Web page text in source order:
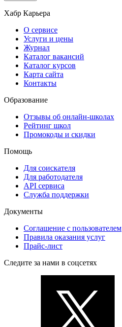
Хабр Карьера
О сервисе
Услуги и цены
Журнал
Каталог вакансий
Каталог курсов
Карта сайта
Контакты
Образование
Отзывы об онлайн-школах
Рейтинг школ
Промокоды и скидки
Помощь
Для соискателя
Для работодателя
API сервиса
Служба поддержки
Документы
Соглашение с пользователем
Правила оказания услуг
Прайс-лист
Следите за нами в соцсетях